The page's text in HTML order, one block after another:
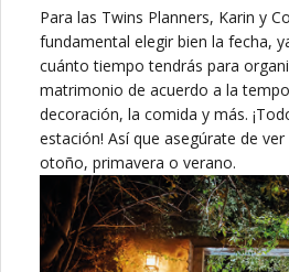
Para las Twins Planners, Karin y
fundamental elegir bien la fecha,
cuánto tiempo tendrás para
matrimonio de acuerdo a la
decoración, la comida y más.
estación! Así que asegúrate de
otoño, primavera o verano.